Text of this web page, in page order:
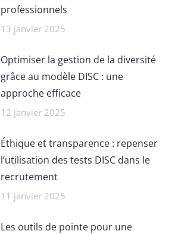
professionnels
13 janvier 2025
Optimiser la gestion de la diversité
grâce au modèle DISC : une
approche efficace
12 janvier 2025
Éthique et transparence : repenser
l’utilisation des tests DISC dans le
recrutement
11 janvier 2025
Les outils de pointe pour une